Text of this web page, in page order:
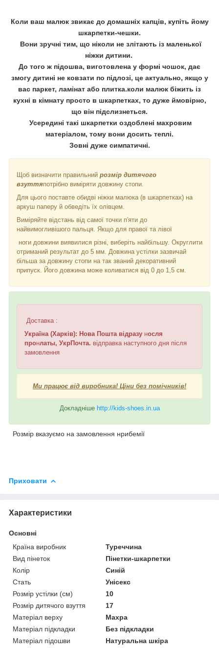
Коли ваш малюк звикає до домашніх капців, купіть йому
шкарпетки-чешки.
Вони зручні тим, що ніколи не злітають із маленької
ніжки дитини.
До того ж підошва, виготовлена у формі чошок, дає
змогу дитині не ковзати по підлозі, це актуально, якщо у
вас паркет, ламінат або плитка.коли малюк біжить із
кухні в кімнату просто в шкарпетках, то дуже ймовірно,
що він підслизнеться.
Усередині такі шкарпетки оздоблені махровим
матеріалом, тому вони досить теплі.
Зовні дуже симпатичні.
Щоб визначити правильний розмір дитячого
взуттяпотрібно виміряти довжину стопи.
Для цього поставте обидві ніжки малюка (в шкарпетках) на
аркуш паперу й обведіть їх олівцем.
Виміряйте відстань від самої точки п'яти до
найвимогливішого пальця. Якщо для правої та лівої
ноги довжини виявилися різні, виберіть найбільшу. Округлити
отриманий результат до 5 мм. Довжина устілки зазвичай
більша за довжину стопи на так званий декоративний
припуск. Його довжина може коливатися від 0 до 1,5 см.
Доставка :
Україна (Харків): Нова Пошта відразу носля
пронлаты, УкрПочта. відправка наступного дня після
замовлення
Ми працює від виробника! Ціни без помічників!
Докладніше http://kids-shoes.in.ua
Розмір вказуємо на замовлення нрибемії
Приховати
Характеристики
Основні
Країна виробник
Туреччина
Вид пінеток
Пінетки-шкарпетки
Колір
Синій
Стать
Унісекс
Розмір устілки (см)
10
Розмір дитячого взуття
17
Матеріал верху
Махра
Матеріал підкладки
Без підкладки
Матеріал підошви
Натуральна шкіра